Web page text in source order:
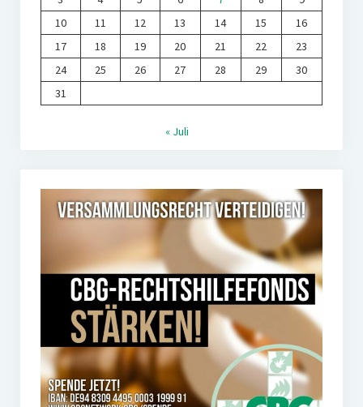
10
11 12 13 14 15
16
17
18 19 20 21 22
23
24
25 26 27 28 29
30
31
« Juli